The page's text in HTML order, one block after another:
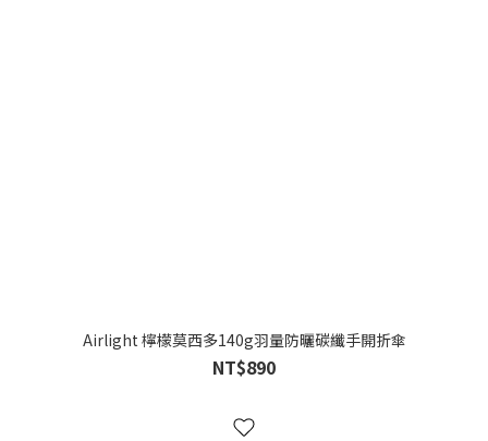
Airlight 檸檬莫西多140g羽量防曬碳纖手開折傘
NT$890